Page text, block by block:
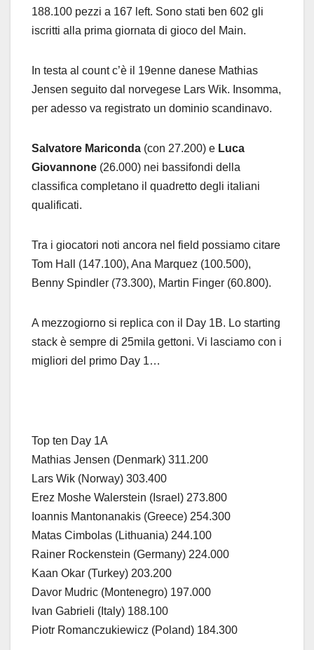
188.100 pezzi a 167 left. Sono stati ben 602 gli
iscritti alla prima giornata di gioco del Main.
In testa al count c’è il 19enne danese Mathias
Jensen seguito dal norvegese Lars Wik. Insomma,
per adesso va registrato un dominio scandinavo.
Salvatore Mariconda (con 27.200) e Luca
Giovannone (26.000) nei bassifondi della
classifica completano il quadretto degli italiani
qualificati.
Tra i giocatori noti ancora nel field possiamo citare
Tom Hall (147.100), Ana Marquez (100.500),
Benny Spindler (73.300), Martin Finger (60.800).
A mezzogiorno si replica con il Day 1B. Lo starting
stack è sempre di 25mila gettoni. Vi lasciamo con i
migliori del primo Day 1…
Top ten Day 1A
Mathias Jensen (Denmark) 311.200
Lars Wik (Norway) 303.400
Erez Moshe Walerstein (Israel) 273.800
Ioannis Mantonanakis (Greece) 254.300
Matas Cimbolas (Lithuania) 244.100
Rainer Rockenstein (Germany) 224.000
Kaan Okar (Turkey) 203.200
Davor Mudric (Montenegro) 197.000
Ivan Gabrieli (Italy) 188.100
Piotr Romanczukiewicz (Poland) 184.300